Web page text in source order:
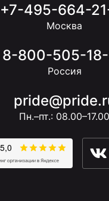
+7-495-664-
Москва
8-800-505-
Россия
Пн.–пт.: 08.00–17.00